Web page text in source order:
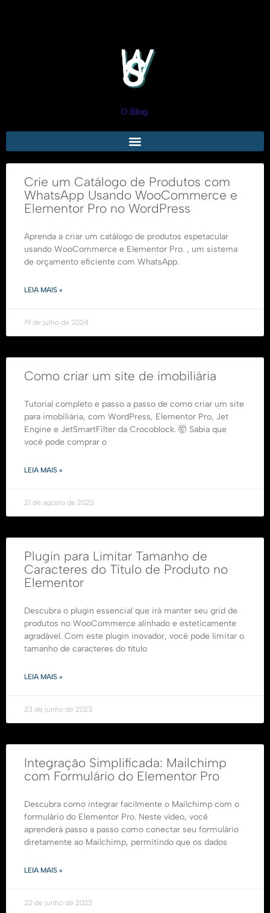
O Blog.
Crie um Catálogo de Produtos com
WhatsApp Usando WooCommerce e
Elementor Pro no WordPress
Aprenda a criar um catálogo de produtos espetacular
usando WooCommerce e Elementor Pro. , um sistema
de orçamento eficiente com WhatsApp.
LEIA MAIS »
19 de julho de 2024
Como criar um site de imobiliária
Tutorial completo e passo a passo de como criar um site
para imobiliária, com WordPress, Elementor Pro, Jet
Engine e JetSmartFilter da Crocoblock. 🤯 Sabia que
você pode comprar o
LEIA MAIS »
21 de agosto de 2023
Plugin para Limitar Tamanho de
Caracteres do Título de Produto no
Elementor
Descubra o plugin essencial que irá manter seu grid de
produtos no WooCommerce alinhado e esteticamente
agradável. Com este plugin inovador, você pode limitar o
tamanho de caracteres do título
LEIA MAIS »
23 de junho de 2023
Integração Simplificada: Mailchimp
com Formulário do Elementor Pro
Descubra como integrar facilmente o Mailchimp com o
formulário do Elementor Pro. Neste vídeo, você
aprenderá passo a passo como conectar seu formulário
diretamente ao Mailchimp, permitindo que os dados
LEIA MAIS »
22 de junho de 2023